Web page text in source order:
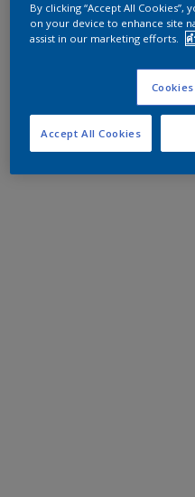
By clicking “Accept All
on your device to enhance site
assist in our marketing efforts.
ค
Accept All Cookies